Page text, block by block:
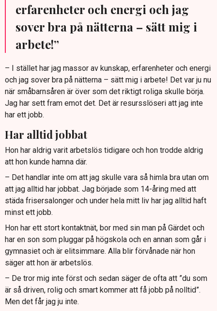
erfarenheter och energi och jag
sover bra på nätterna – sätt mig i
arbete!”
– I stället har jag massor av kunskap, erfarenheter och energi
och jag sover bra på nätterna – sätt mig i arbete! Det var ju nu
när småbarnsåren är över som det riktigt roliga skulle börja.
Jag har sett fram emot det. Det är resursslöseri att jag inte
har ett jobb.
Har alltid jobbat
Hon har aldrig varit arbetslös tidigare och hon trodde aldrig
att hon kunde hamna där.
– Det handlar inte om att jag skulle vara så himla bra utan om
att jag alltid har jobbat. Jag började som 14-åring med att
städa frisersalonger och under hela mitt liv har jag alltid haft
minst ett jobb.
Hon har ett stort kontaktnät, bor med sin man på Gärdet och
har en son som pluggar på högskola och en annan som går i
gymnasiet och är elitsimmare. Alla blir förvånade när hon
säger att hon är arbetslös.
– De tror mig inte först och sedan säger de ofta att ”du som
är så driven, rolig och smart kommer att få jobb på nolltid”.
Men det får jag ju inte.